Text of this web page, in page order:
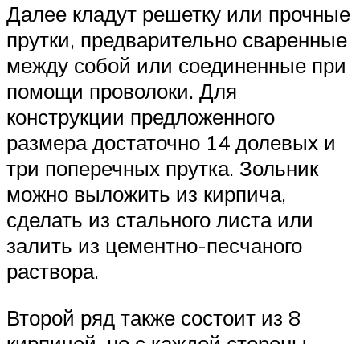
Далее кладут решетку или прочные
прутки, предварительно сваренные
между собой или соединенные при
помощи проволоки. Для
конструкции предложенного
размера достаточно 14 долевых и
три поперечных прутка. Зольник
можно выложить из кирпича,
сделать из стального листа или
залить из цементно-песчаного
раствора.
Второй ряд также состоит из 8